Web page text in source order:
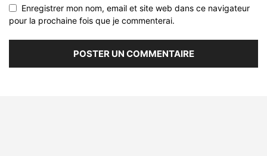
Enregistrer mon nom, email et site web dans ce navigateur
pour la prochaine fois que je commenterai.